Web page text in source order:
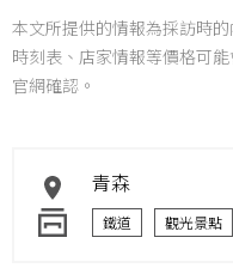
本文所提供的情報為採訪時
時刻表、店家情報等價格可
官網確認。
青森
鐵道 觀光景點